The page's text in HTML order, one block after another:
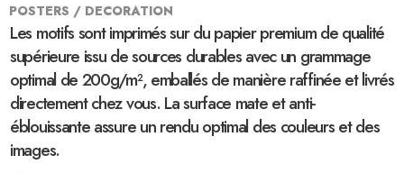
POSTERS / DECORATION
Les motifs sont imprimés sur du papier premium de qualité
supérieure issu de sources durables avec un grammage
optimal de 200g/m², emballés de manière raffinée et livrés
directement chez vous. La surface mate et anti-
éblouissante assure un rendu optimal des couleurs et des
images.